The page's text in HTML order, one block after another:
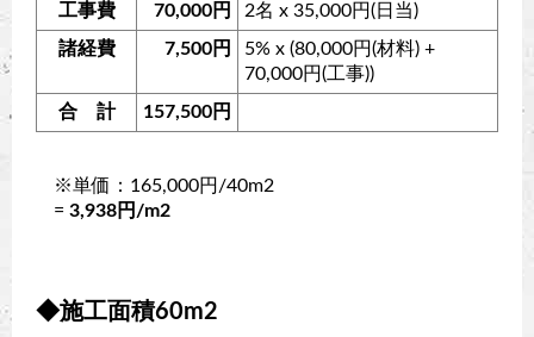
工事費 70,000円
2名 x 35,000円(日当)
諸経費
7,500円
5% x (80,000円(材料) +
70,000円(工事))
合 計
157,500円
※単価：165,000円/40m2
= 3,938円/m2
◆施工面積60m2